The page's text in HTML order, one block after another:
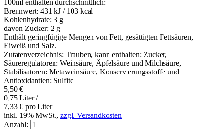
100ml enthalten durchschnittlich:
Brennwert: 431 kJ / 103 kcal
Kohlenhydrate: 3 g
davon Zucker: 2 g
Enthält geringfügige Mengen von Fett, gesättigten Fettsäuren,
Eiweiß und Salz.
Zutatenverzeichnis: Trauben, kann enthalten: Zucker,
Säureregulatoren: Weinsäure, Äpfelsäure und Milchsäure,
Stabilisatoren: Metaweinsäure, Konservierungsstoffe und
Antioxidantien: Sulfite
5,50 €
0,75 Liter /
7,33 € pro Liter
inkl. 19% MwSt., zzgl. Versandkosten
Anzahl: